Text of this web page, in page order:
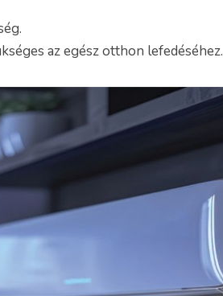
az egész otthon lefedéséhez.